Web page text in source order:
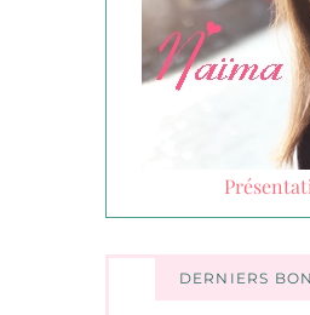
DERNIERS